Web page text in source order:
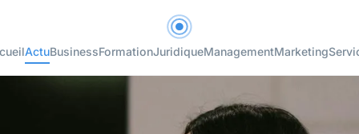
ActuBusinessFormationJuridiqueManagementMarketing